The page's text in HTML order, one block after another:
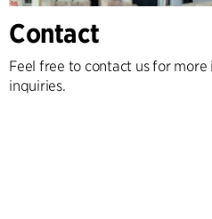
Contact
Feel free to contact us for
inquiries.